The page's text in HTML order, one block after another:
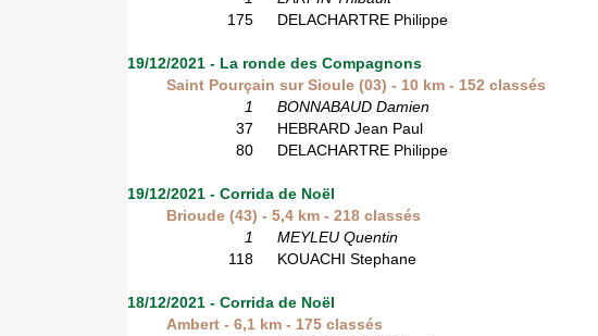
175
DELACHARTRE Philippe
19/12/2021 - La ronde des Compagnons
Saint Pourçain sur Sioule (03) - 10 km - 152 classés
1
BONNABAUD Damien
37
HEBRARD Jean Paul
80
DELACHARTRE Philippe
19/12/2021 - Corrida de Noël
Brioude (43) - 5,4 km - 218 classés
1
MEYLEU Quentin
118
KOUACHI Stephane
18/12/2021 - Corrida de Noël
Ambert - 6,1 km - 175 classés